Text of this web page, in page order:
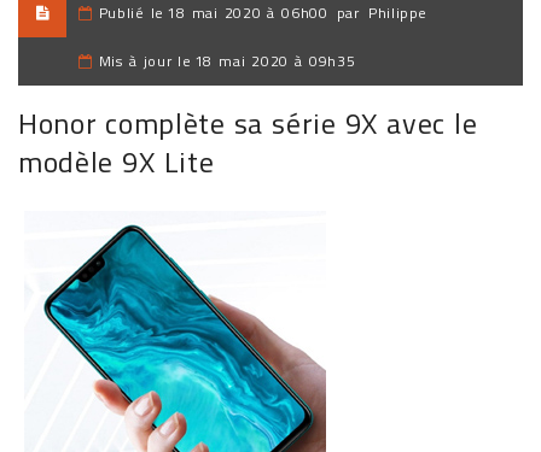
Publié le 18 mai 2020 à 06h00 par Philippe
Mis à jour le 18 mai 2020 à 09h35
Honor complète sa série 9X avec le
modèle 9X Lite